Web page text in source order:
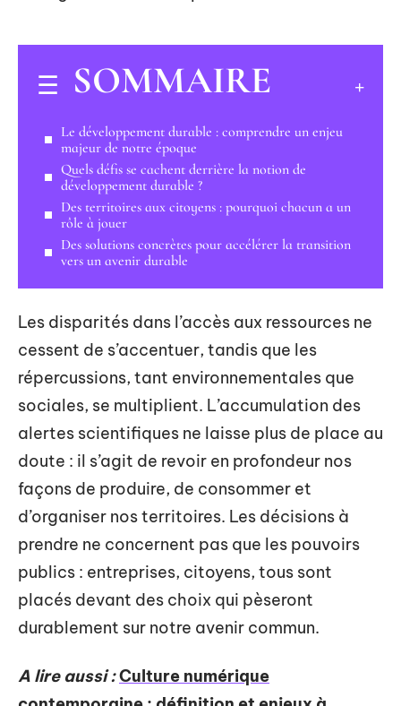
SOMMAIRE
Le développement durable : comprendre un enjeu
majeur de notre époque
Quels défis se cachent derrière la notion de
développement durable ?
Des territoires aux citoyens : pourquoi chacun a un
rôle à jouer
Des solutions concrètes pour accélérer la transition
vers un avenir durable
Les disparités dans l’accès aux ressources ne
cessent de s’accentuer, tandis que les
répercussions, tant environnementales que
sociales, se multiplient. L’accumulation des
alertes scientifiques ne laisse plus de place au
doute : il s’agit de revoir en profondeur nos
façons de produire, de consommer et
d’organiser nos territoires. Les décisions à
prendre ne concernent pas que les pouvoirs
publics : entreprises, citoyens, tous sont
placés devant des choix qui pèseront
durablement sur notre avenir commun.
A lire aussi :Culture numérique